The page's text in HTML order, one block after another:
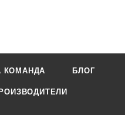
КОМАНДА БЛОГ